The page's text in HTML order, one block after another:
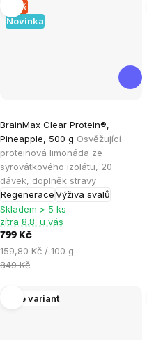
Novinka
–5 %
BrainMax Clear Protein®,
Pineapple, 500 g Osvěžující
proteinová limonáda ze
syrovátkového izolátu, 20
dávek, doplněk stravy
RegeneraceVýživa svalů
Skladem > 5 ks
zítra 8.8. u vás
799 Kč
Měrná
cena:
159,80 Kč / 100 g
849 Kč
Více variant